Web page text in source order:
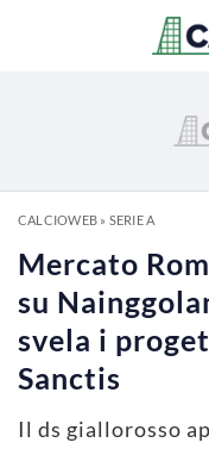
CALCIOWEB» SERIE A
Mercato
su
svela i
Sanctis
Il ds giallorosso